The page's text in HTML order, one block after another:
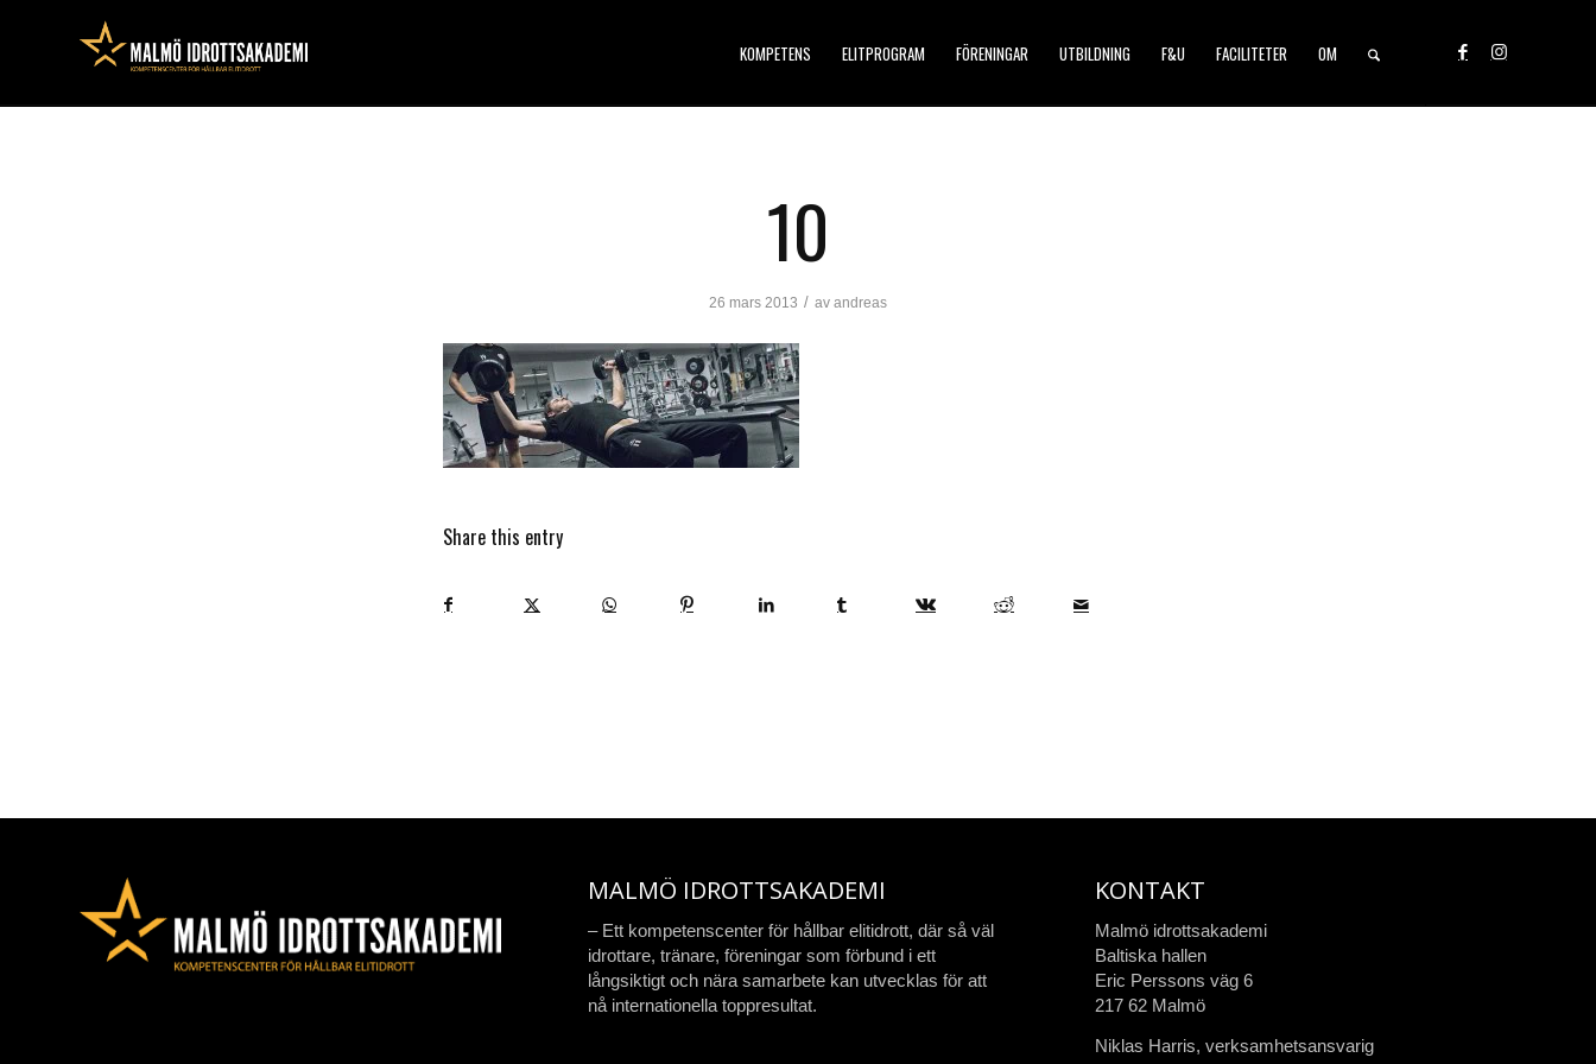
KOMPETENS ELITPROGRAM FÖRENINGAR UTBILDNING F&U FACILITETER OM
10
26 mars 2013 / av andreas
Share this entry
MALMÖ IDROTTSAKADEMI
– Ett kompetenscenter för hållbar elitidrott, där så väl
idrottare, tränare, föreningar som förbund i ett
långsiktigt och nära samarbete kan utvecklas för att
nå internationella toppresultat.
KONTAKT
Malmö idrottsakademi
Baltiska hallen
Eric Perssons väg 6
217 62 Malmö
Niklas Harris, verksamhetsansvarig